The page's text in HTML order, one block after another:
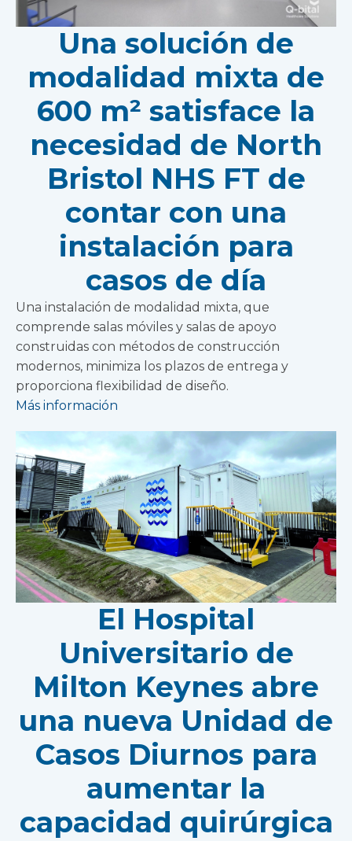
Una solución de
modalidad mixta de
600 m² satisface la
necesidad de North
Bristol NHS FT de
contar con una
instalación para
casos de día
Una instalación de modalidad mixta, que
comprende salas móviles y salas de apoyo
construidas con métodos de construcción
modernos, minimiza los plazos de entrega y
proporciona flexibilidad de diseño.
Más información
El Hospital
Universitario de
Milton Keynes abre
una nueva Unidad de
Casos Diurnos para
aumentar la
capacidad quirúrgica